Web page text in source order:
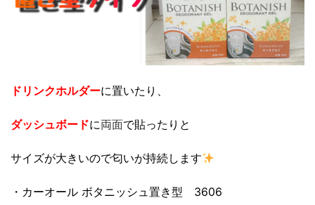
ドリンクホルダーに置いたり、
ダッシュボードに両面で貼ったりと
サイズが大きいので匂いが持続します
・カーオール ボタニッシュ置き型 3606